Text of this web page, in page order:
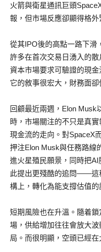
火箭與衛星通訊巨頭
報，但市場反應卻顯得格外
從其IPO後的高點一路下滑
許多在首次交易日湧入的
資本市場要求可驗證的現
它的敘事很宏大，財務面
回顧最近兩週，Elon Musk
時，市場關注的不只是真
現金流的走向。對SpaceX
押注Elon Musk與任務路線
進火星殖民願景，同時把
此提出更殘酷的追問——這
構上，轉化為能支撐估值的
短期風險也在升溫。隨着
場，供給增加往往會放大
局。而很明顯，空頭已經